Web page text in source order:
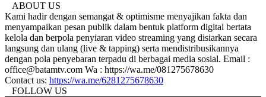
ABOUT US
Kami hadir dengan semangat & optimisme menyajikan fakta dan
menyampaikan pesan publik dalam bentuk platform digital bertata
kelola dan berpola penyiaran video streaming yang disiarkan secara
langsung dan ulang (live & tapping) serta mendistribusikannya
dengan pola penyebaran terpadu di berbagai media sosial. Email :
office@batamtv.com Wa : https://wa.me/081275678630
Contact us: https://wa.me/6281275678630
FOLLOW US